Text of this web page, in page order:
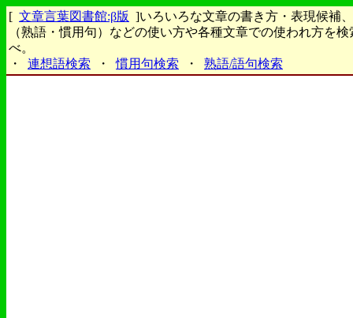
[ 文章言葉図書館:β版 ]いろいろな文章の書き方・表現候補
（熟語・慣用句）などの使い方や各種文章での使われ方を検
べ。
・
連想語検索 ・ 慣用句検索 ・ 熟語/語句検索